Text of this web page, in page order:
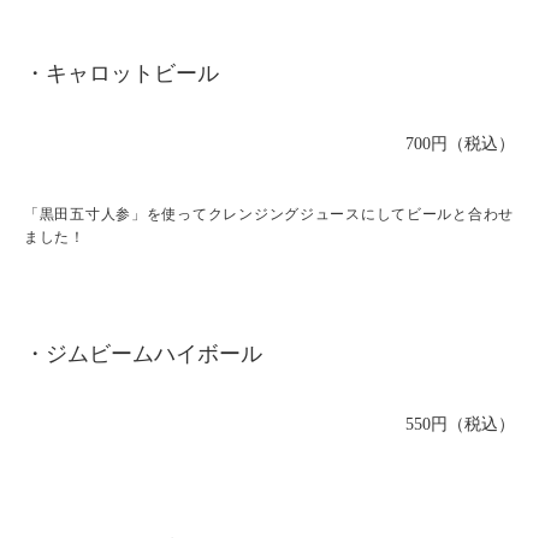
・キャロットビール
700円（税込）
「黒田五寸人参」を使ってクレンジングジュースにしてビールと合わせ
ました！
・ジムビームハイボール
550円（税込）